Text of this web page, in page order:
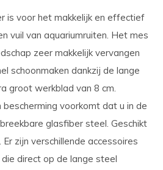
is voor het makkelijk en effectief
vuil van aquariumruiten. Het mes
zeer makkelijk vervangen
schoonmaken dankzij de lange
groot werkblad van 8 cm.
voorkomt dat u in de
glasfiber steel. Geschikt
zijn verschillende accessoires
direct op de lange steel